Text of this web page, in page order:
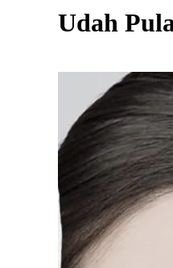
Udah